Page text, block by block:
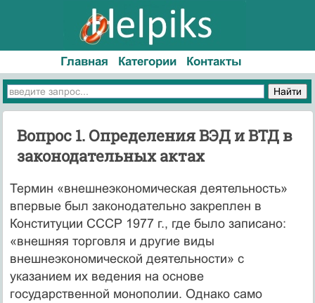
Главная Категории Контакты
Вопрос 1. Определения ВЭД и ВТД в
законодательных актах
Термин «внешнеэкономическая деятельность»
впервые был зако­нодательно закреплен в
Конституции СССР 1977 г., где было записано:
«внешняя торговля и другие виды
внешнеэкономической дея­тельности» с
указанием их ведения на основе
государственной моно­полии. Однако само